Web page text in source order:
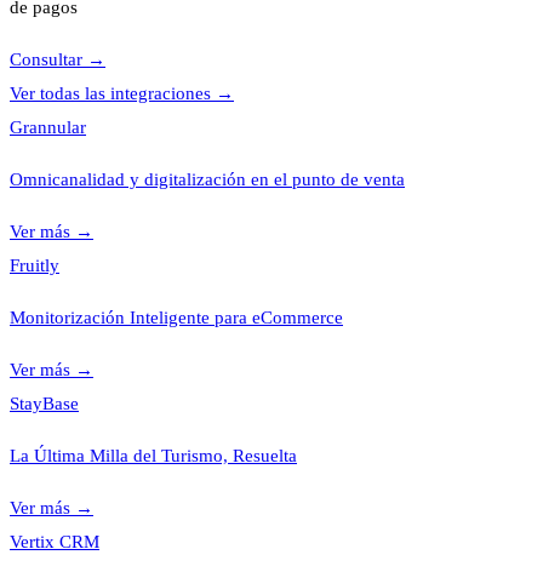
de pagos
Consultar →
Ver todas las integraciones →
Grannular
Omnicanalidad y digitalización en el punto de venta
Ver más →
Fruitly
Monitorización Inteligente para eCommerce
Ver más →
StayBase
La Última Milla del Turismo, Resuelta
Ver más →
Vertix CRM